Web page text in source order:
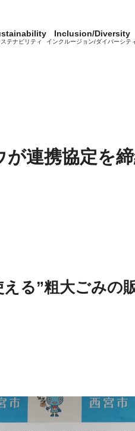
テナビリティ
Inclusion/Diversity
インクルージョン/ダイバーシテ
連携協定を
る”粗大ごみの